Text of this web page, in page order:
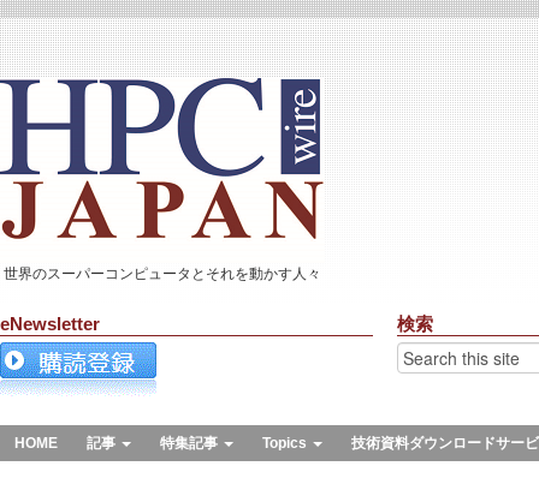
世界のスーパーコンピュータとそれを動かす人々
eNewsletter 検索
HOME 記事 特集記事 Topics 技術資料ダウンロードサー